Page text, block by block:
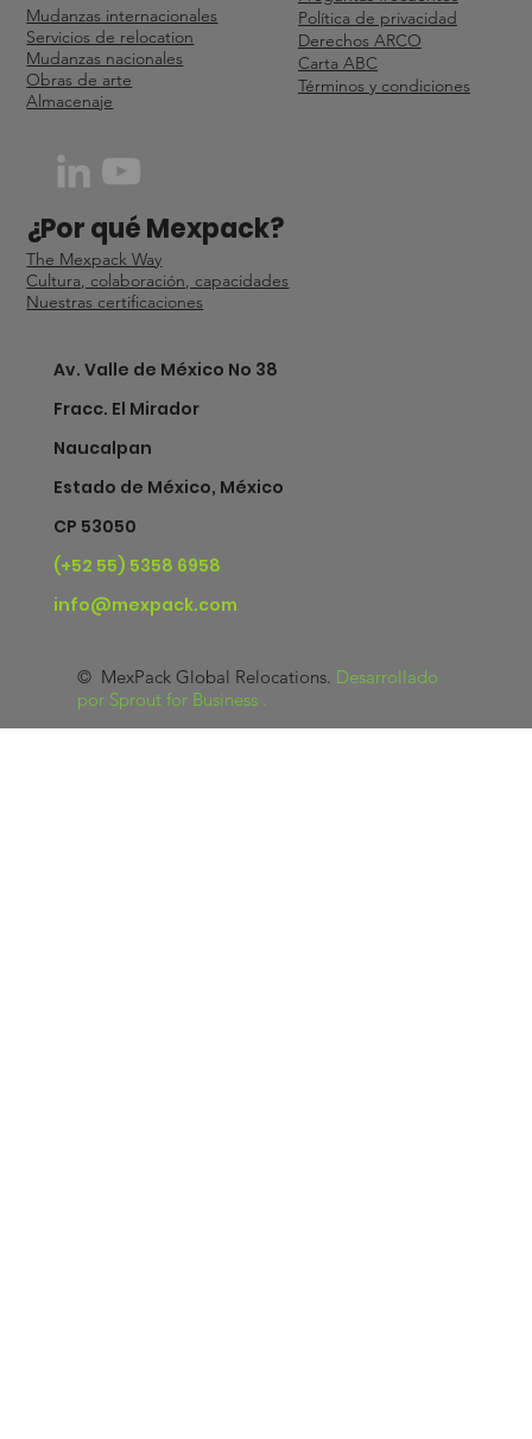
© MexPack Global Relocations. Desarrollado
por Sprout for Business
Mudanzas internacionales
Servicios de relocation
Mudanzas nacionales
Obras de arte
Almacenaje
Política de privacidad
Derechos ARCO
Carta ABC
Términos y condiciones
¿Por qué Mexpack?
The Mexpack Way
Cultura, colaboración, capacidades
Nuestras certificaciones
Av. Valle de México No 38
Fracc. El Mirador
Naucalpan
Estado de México, México
CP 53050
(+52 55) 5358 6958
info@mexpack.com